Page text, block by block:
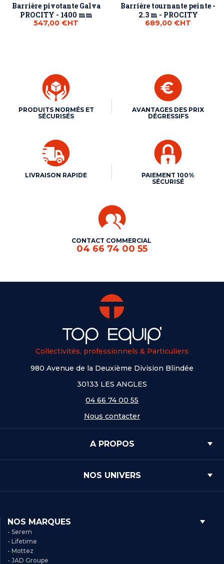
Barrière pivotante Galva
PROCITY - 1400 mm
547,00 €HT
Barrière tournante peinte -
2.3 m - PROCITY
689,00 €HT
PRODUITS NORMÉS ET
SÉCURISÉS
AVANTAGES DES PRIX
DÉGRESSIFS
LIVRAISON RAPIDE
PAIEMENT 100%
SÉCURISÉ
CONTACT COMMERCIAL
04 66 74 00 55
Collectivités, professionnels & Particuliers
980 Avenue de la Deuxième Division Blindée
30133 LES ANGLES
04 66 74 00 55
Nous contacter
A PROPOS
NOS UNIVERS
NOS MARQUES
- Serem
- Lifetime
- Mottez
- JAD Groupe